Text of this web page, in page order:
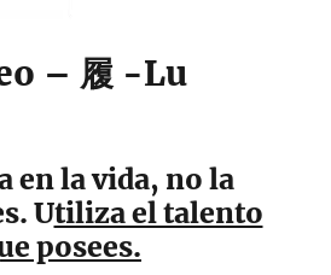
– 履 -Lu
en la vida, no la
Utiliza el talento
posees.